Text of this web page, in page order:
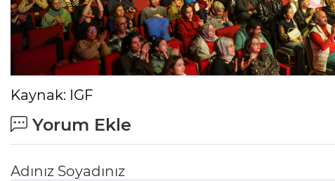
Kaynak: IGF
Yorum Ekle
Adınız Soyadınız